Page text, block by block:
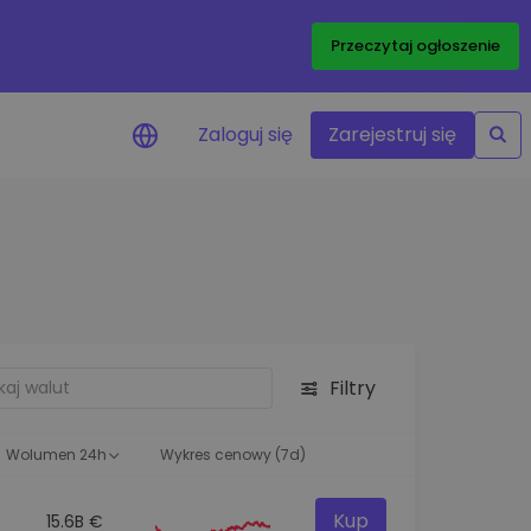
Przeczytaj ogłoszenie
optymalne wyniki
Zaloguj się Zarejestruj się
Filtry
Wolumen 24h Wykres cenowy (7d)
15.6B € Kup